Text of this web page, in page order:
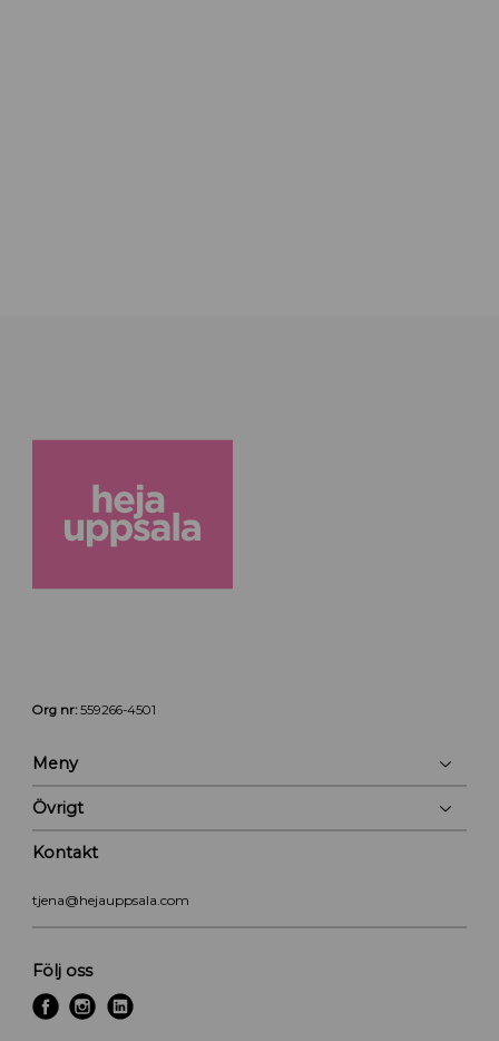
Org nr:559266-4501
Meny
Övrigt
Kontakt
tjena@hejauppsala.com
Följ oss
f
i
l